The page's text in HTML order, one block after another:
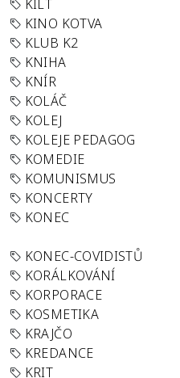
KILT
KINO KOTVA
KLUB K2
KNIHA
KNÍR
KOLÁČ
KOLEJ
KOLEJE PEDAGOG
KOMEDIE
KOMUNISMUS
KONCERTY
KONEC
KONEC-COVIDISTŮ
KORÁLKOVÁNÍ
KORPORACE
KOSMETIKA
KRAJČO
KREDANCE
KRIT